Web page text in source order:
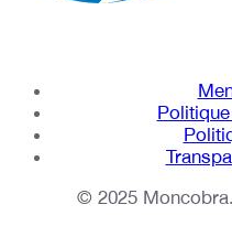
© 2025